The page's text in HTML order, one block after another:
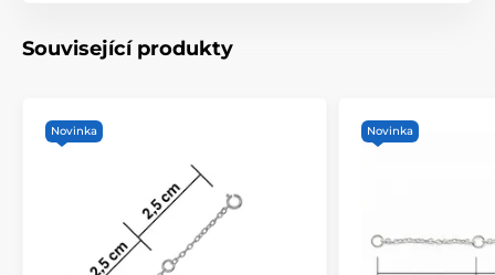
Související produkty
Novinka Novinka